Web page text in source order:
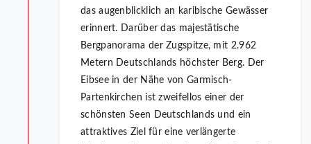
das augenblicklich an karibische Gewässer
erinnert. Darüber das majestätische
Bergpanorama der Zugspitze, mit 2.962
Metern Deutschlands höchster Berg. Der
Eibsee in der Nähe von Garmisch-
Partenkirchen ist zweifellos einer der
schönsten Seen Deutschlands und ein
attraktives Ziel für eine verlängerte